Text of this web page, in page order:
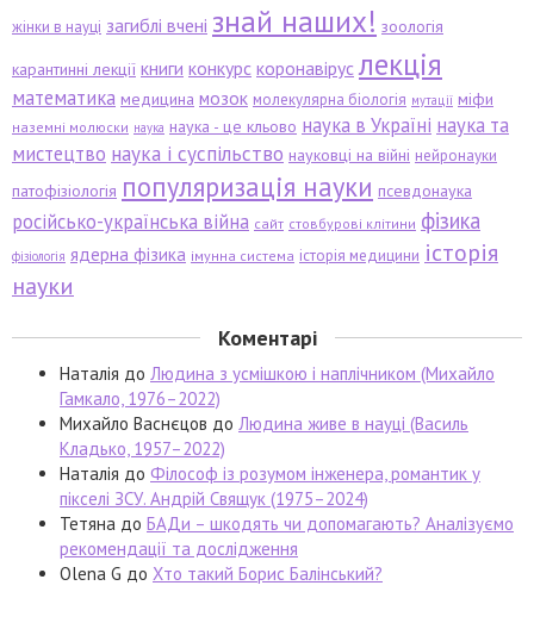
жінки в науці загиблі вчені знай наших! зоологія
карантинні лекції книги конкурс коронавірус лекція
математика медицина мозок молекулярна біологія мутації міфи
наземні молюски наука наука - це кльово наука в Україні наука та
мистецтво наука і суспільство науковці на війні нейронауки
патофізіологія популяризація науки псевдонаука
російсько-українська війна сайт стовбурові клітини фізика
фізіологія ядерна фізика імунна система історія медицини історія
науки
Коментарі
Наталія до Людина з усмішкою і наплічником (Михайло
Гамкало, 1976–2022)
Михайло Васнєцов до Людина живе в науці (Василь
Кладько, 1957–2022)
Наталія до Філософ із розумом інженера, романтик у
пікселі ЗСУ. Андрій Свящук (1975–2024)
Тетяна до БАДи – шкодять чи допомагають? Аналізуємо
рекомендації та дослідження
Olena G до Хто такий Борис Балінський?